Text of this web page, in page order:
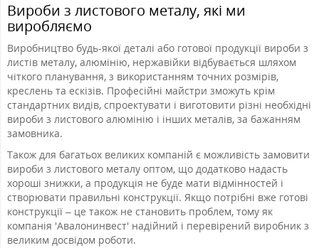
Вироби з листового металу, які ми
виробляємо
Виробництво будь-якої деталі або готової продукції вироби з
листів металу, алюмінію, нержавійки відбувається шляхом
чіткого планування, з використанням точних розмірів,
креслень та ескізів. Професійні майстри зможуть крім
стандартних видів, спроектувати і виготовити різні необхідні
вироби з листового алюмінію і інших металів, за бажанням
замовника.
Також для багатьох великих компаній є можливість замовити
вироби з листового металу оптом, що додатково надасть
хороші знижки, а продукція не буде мати відмінностей і
створювати правильні конструкції. Якщо потрібні вже готові
конструкції – це також не становить проблем, тому як
компанія 'Авалонинвест' надійний і перевірений виробник з
великим досвідом роботи.